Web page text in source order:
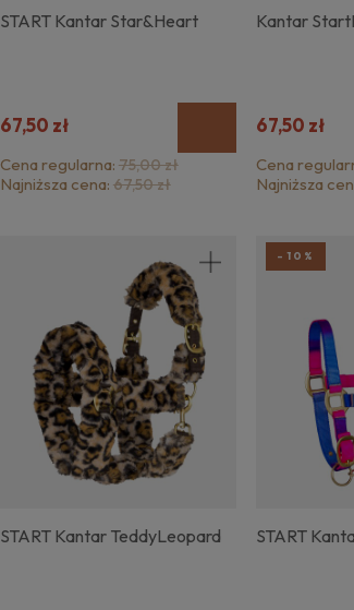
START Kantar Star&Heart
67,50 zł
Cena regularna: 75,00 zł
Najniższa cena: 67,50 zł
Kantar
67,50 zł
Cena
Najniższa
START Kantar TeddyLeopard START
-10%